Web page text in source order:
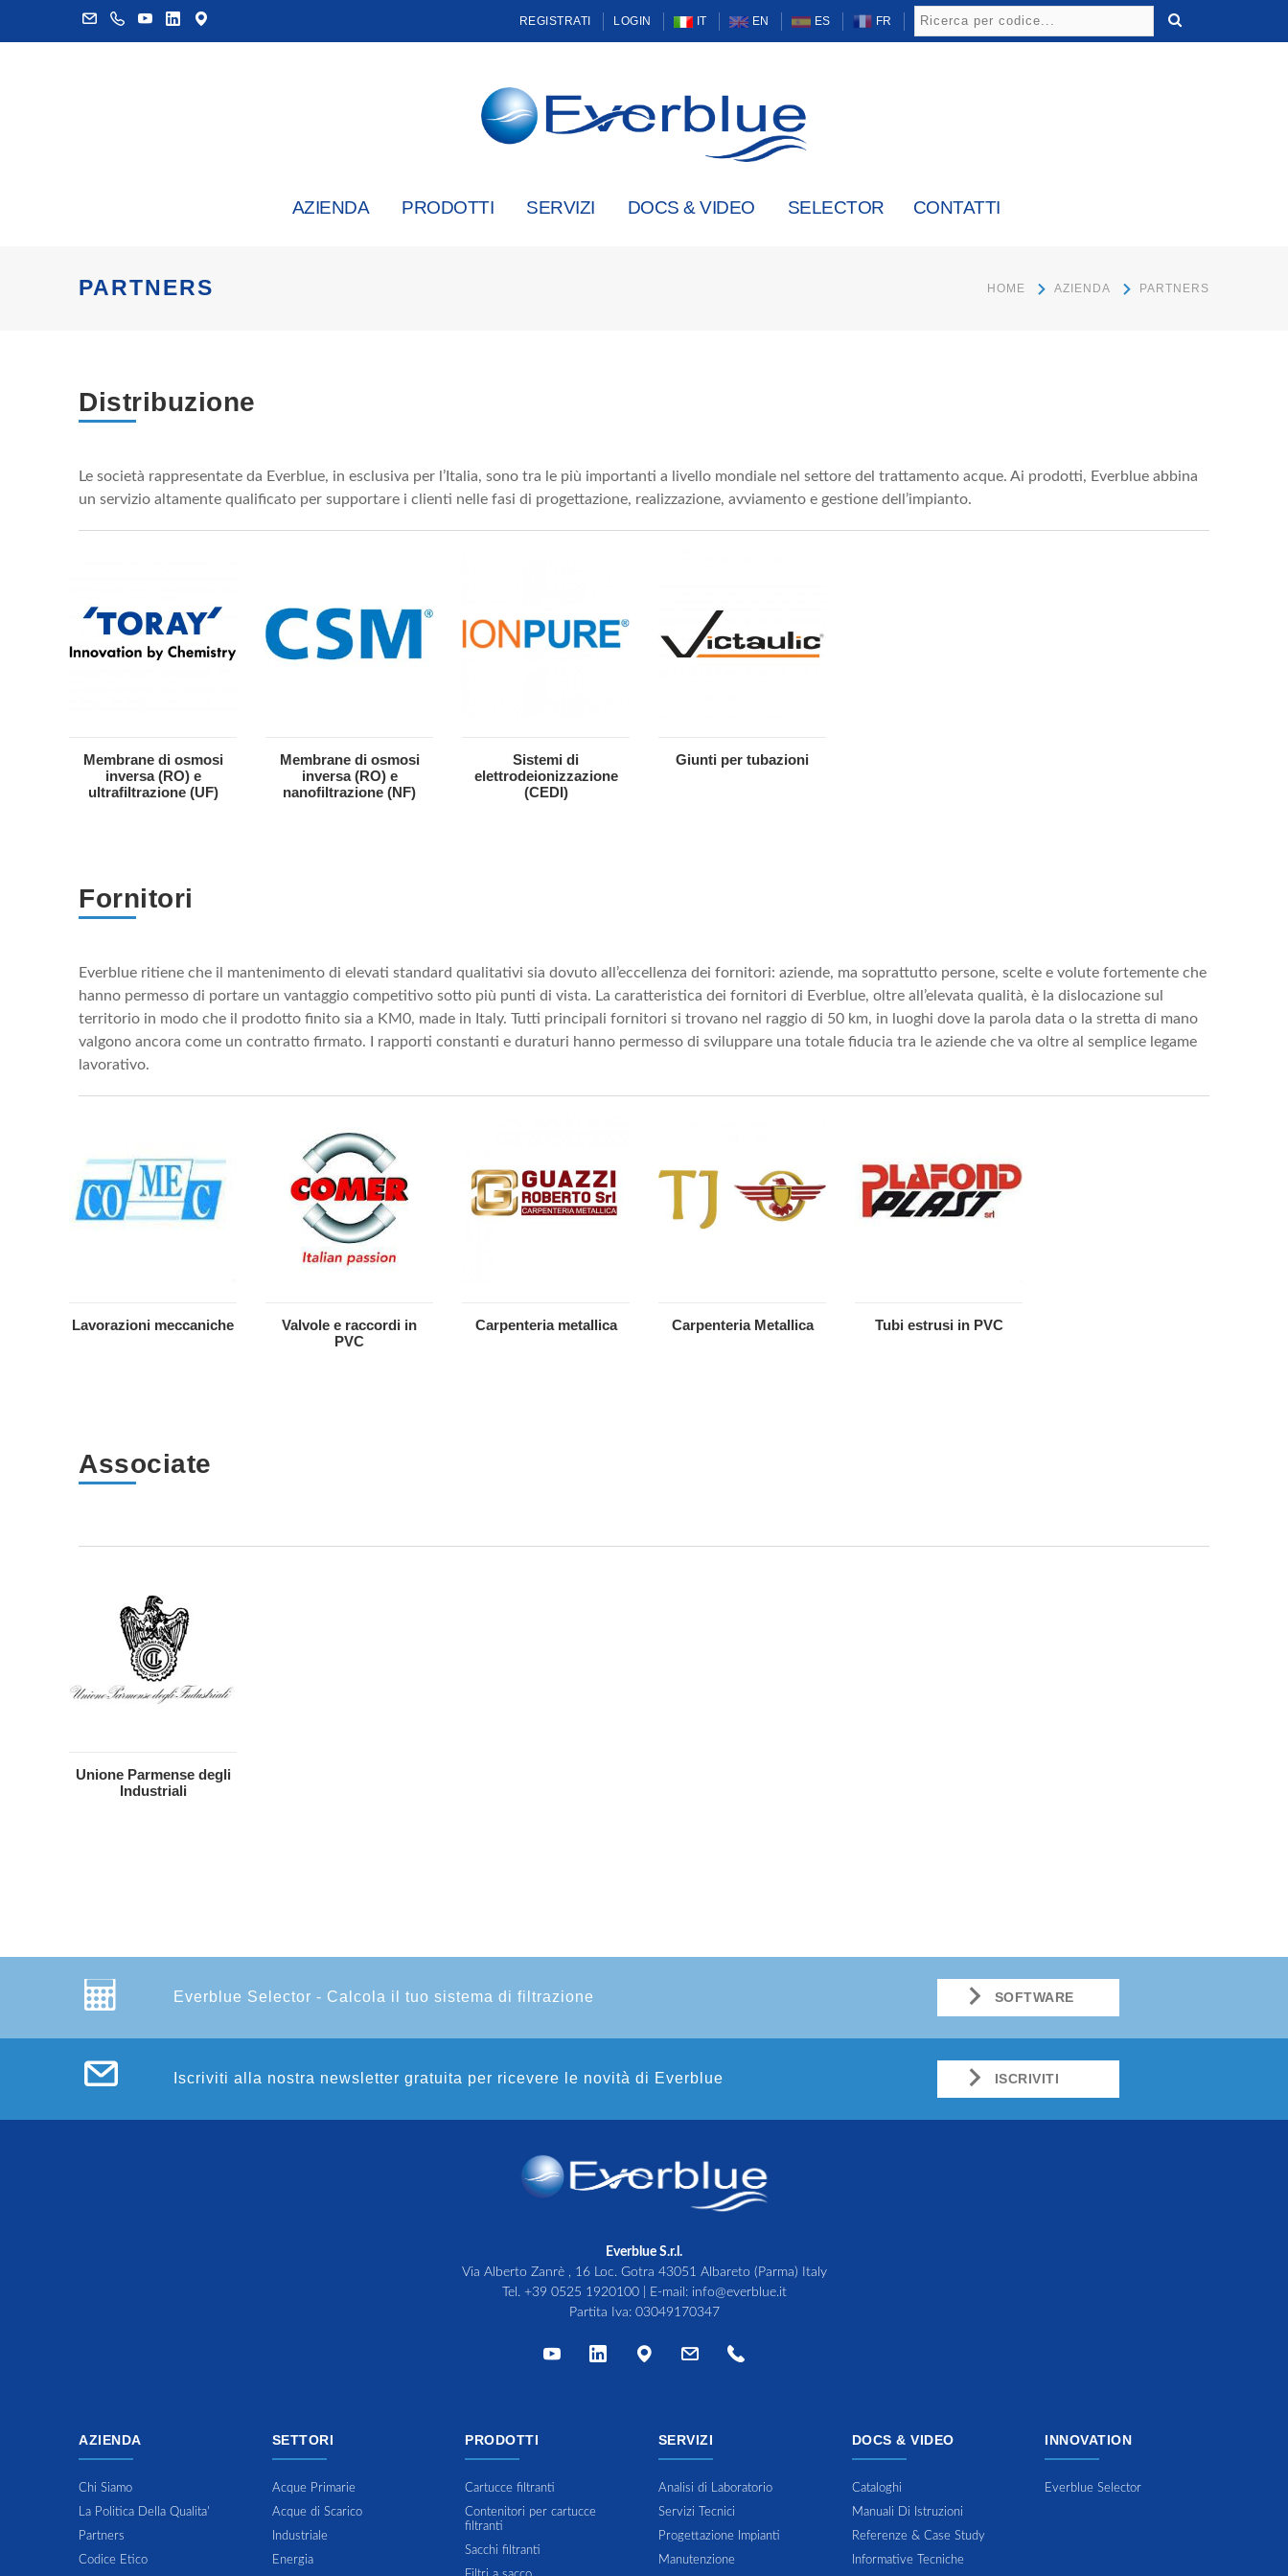
REGISTRATI LOGIN IT EN ES FR
AZIENDA PRODOTTI SERVIZI DOCS & VIDEO SELECTOR CONTATTI
PARTNERS HOME AZIENDA PARTNERS
Distribuzione
Le società rappresentate da Everblue, in esclusiva per l’Italia, sono tra le più importanti a livello mondiale nel settore del trattamento acque. Ai prodotti, Everblue abbina
un servizio altamente qualificato per supportare i clienti nelle fasi di progettazione, realizzazione, avviamento e gestione dell’impianto.
Membrane di osmosi
inversa (RO) e
ultrafiltrazione (UF)
Membrane di osmosi
inversa (RO) e
nanofiltrazione (NF)
Sistemi di
elettrodeionizzazione
(CEDI)
Giunti per tubazioni
Fornitori
Everblue ritiene che il mantenimento di elevati standard qualitativi sia dovuto all’eccellenza dei fornitori: aziende, ma soprattutto persone, scelte e volute fortemente che
hanno permesso di portare un vantaggio competitivo sotto più punti di vista. La caratteristica dei fornitori di Everblue, oltre all’elevata qualità, è la dislocazione sul
territorio in modo che il prodotto finito sia a KM0, made in Italy. Tutti principali fornitori si trovano nel raggio di 50 km, in luoghi dove la parola data o la stretta di mano
valgono ancora come un contratto firmato. I rapporti constanti e duraturi hanno permesso di sviluppare una totale fiducia tra le aziende che va oltre al semplice legame
lavorativo.
Lavorazioni meccaniche
Valvole e raccordi in
PVC
Carpenteria metallica Carpenteria Metallica Tubi estrusi in PVC
Associate
Unione Parmense degli
Industriali
Everblue Selector - Calcola il tuo sistema di filtrazione SOFTWARE
Iscriviti alla nostra newsletter gratuita per ricevere le novità di Everblue ISCRIVITI
Everblue S.r.l.
Via Alberto Zanrè , 16 Loc. Gotra 43051 Albareto (Parma) Italy
Tel. +39 0525 1920100| E-mail: info@everblue.it
Partita Iva: 03049170347
AZIENDA
Chi Siamo
La Politica Della Qualita'
Partners
Codice Etico
SETTORI
Acque Primarie
Acque di Scarico
Industriale
Energia
PRODOTTI
Cartucce filtranti
Contenitori per cartucce
filtranti
Sacchi filtranti
SERVIZI
Analisi di Laboratorio
Servizi Tecnici
Progettazione Impianti
Manutenzione
DOCS & VIDEO
Cataloghi
Manuali Di Istruzioni
Referenze & Case Study
Informative Tecniche
INNOVATION
Everblue Selector